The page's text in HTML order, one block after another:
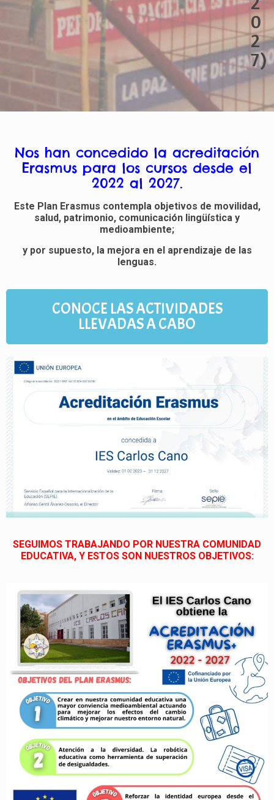
0
2
7)
Nos han concedido la acreditación
Erasmus para los cursos desde el
2022 al 2027.
Este Plan Erasmus contempla objetivos de movilidad,
salud, patrimonio, comunicación lingüística y
medioambiente;
y por supuesto, la mejora en el aprendizaje de las
lenguas.
CONOCE LAS ACTIVIDADES
LLEVADAS A CABO
SEGUIMOS TRABAJANDO POR NUESTRA COMUNIDAD
EDUCATIVA, Y ESTOS SON NUESTROS OBJETIVOS: